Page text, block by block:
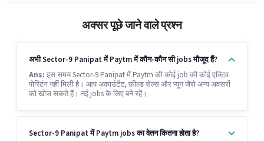
अक्सर पूछे जाने वाले प्रश्न
अभी Sector-9 Panipat में Paytm में कौन-कौन सी jobs मौजूद हैं?
Ans: इस समय Sector-9 Panipat में Paytm की कोई job की कोई एक्टिव
पोस्टिंग नहीं मिली है। आप अकाउंटेंट, फ़ील्ड सेल्स और प्यून जैसे अन्य अवसरों
को खोज सकते हैं। नई jobs के लिए बने रहें।
Sector-9 Panipat में Paytm jobs का वेतन कितना होता है?